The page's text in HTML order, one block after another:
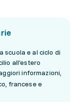
scuola e al ciclo di
all’estero
informazioni,
francese e